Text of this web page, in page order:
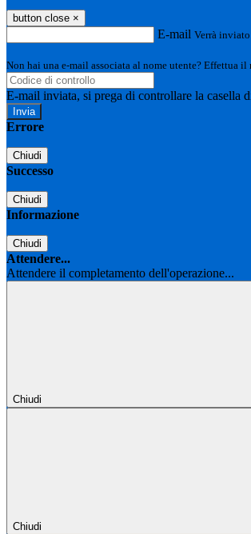
button close ×
E-mail Verrà
Non hai una e-mail associata al nome utente? Effettua il
E-mail inviata, si prega di controllare la casella
Errore
Chiudi
Successo
Chiudi
Informazione
Chiudi
Attendere...
Attendere il completamento dell'operazione...
Chiudi
Chiudi